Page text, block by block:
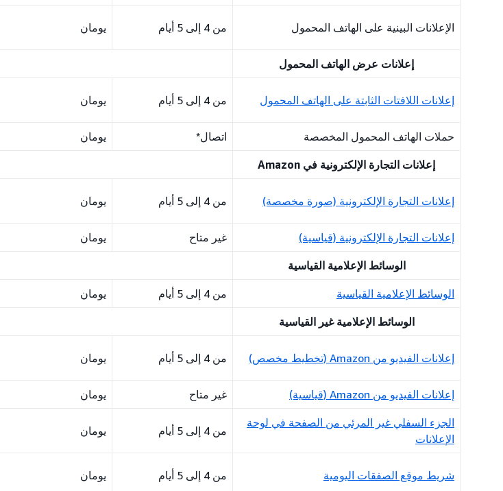
الإعلانات البينية على الهاتف المحمول من 4 إلى 5 أيام يومان
إعلانات عرض الهاتف المحمول
إعلانات اللافتات الثابتة على الهاتف المحمول من 4 إلى 5 أيام يومان
حملات الهاتف المحمول المخصصة اتصال* يومان
إعلانات التجارة الإلكترونية في Amazon
إعلانات التجارة الإلكترونية (صورة مخصصة) من 4 إلى 5 أيام يومان
إعلانات التجارة الإلكترونية (قياسية) غير متاح يومان
الوسائط الإعلامية القياسية
الوسائط الإعلامية القياسية من 4 إلى 5 أيام يومان
الوسائط الإعلامية غير القياسية
إعلانات الفيديو من Amazon (تخطيط مخصص) من 4 إلى 5 أيام يومان
إعلانات الفيديو من Amazon (قياسية) غير متاح يومان
الجزء السفلي غير المرئي من الصفحة في لوحة
الإعلانات
من 4 إلى 5 أيام يومان
شريط موقع الصفقات اليومية من 4 إلى 5 أيام يومان